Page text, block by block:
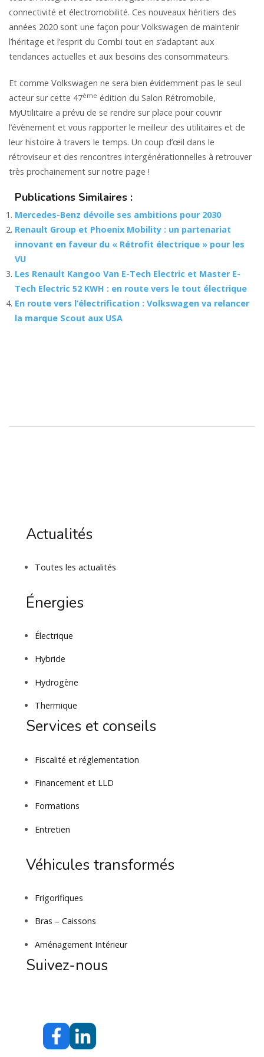
connectivité et électromobilité. Ces nouveaux héritiers des
années 2020 sont une façon pour Volkswagen de maintenir
l’héritage et l’esprit du Combi tout en s’adaptant aux
tendances actuelles et aux besoins des consommateurs.
Et comme Volkswagen ne sera bien évidemment pas le seul
acteur sur cette 47ème édition du Salon Rétromobile,
MyUtilitaire a prévu de se rendre sur place pour couvrir
l’évènement et vous rapporter le meilleur des utilitaires et de
leur histoire à travers le temps. Un coup d’œil dans le
rétroviseur et des rencontres intergénérationnelles à retrouver
très prochainement sur notre page !
Publications Similaires :
Mercedes-Benz dévoile ses ambitions pour 2030
Renault Group et Phoenix Mobility : un partenariat
innovant en faveur du « Rétrofit électrique » pour les
VU
Les Renault Kangoo Van E-Tech Electric et Master E-
Tech Electric 52 KWH : en route vers le tout électrique
En route vers l’électrification : Volkswagen va relancer
la marque Scout aux USA
Actualités
Toutes les actualités
Énergies
Électrique
Hybride
Hydrogène
Thermique
Services et conseils
Fiscalité et réglementation
Financement et LLD
Formations
Entretien
Véhicules transformés
Frigorifiques
Bras – Caissons
Aménagement Intérieur
Suivez-nous